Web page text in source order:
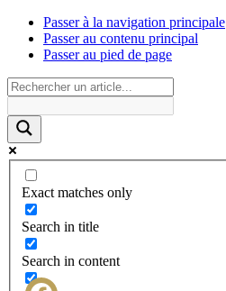
Passer à la navigation principale
Passer au contenu principal
Passer au pied de page
Exact matches only
Search in title
Search in content